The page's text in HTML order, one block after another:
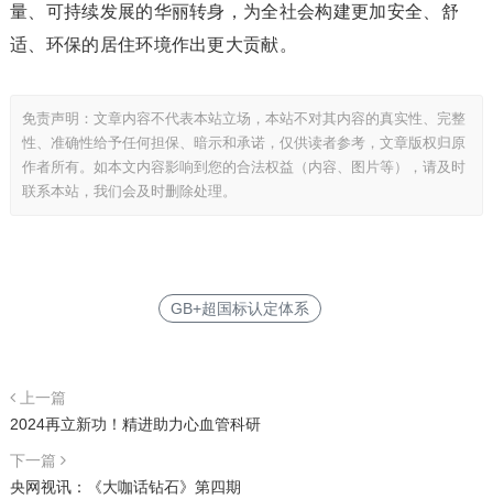
量、可持续发展的华丽转身，为全社会构建更加安全、舒
适、环保的居住环境作出更大贡献。
免责声明：文章内容不代表本站立场，本站不对其内容的真实性、完整
性、准确性给予任何担保、暗示和承诺，仅供读者参考，文章版权归原
作者所有。如本文内容影响到您的合法权益（内容、图片等），请及时
联系本站，我们会及时删除处理。
GB+超国标认定体系
上一篇
2024再立新功！精进助力心血管科研
下一篇
央网视讯：《大咖话钻石》第四期